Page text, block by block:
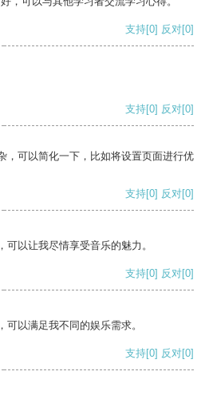
支持[0] 反对[0]
支持[0] 反对[0]
，可以简化一下，比如将设置页面进行优
支持[0] 反对[0]
以让我尽情享受音乐的魅力。
支持[0] 反对[0]
以满足我不同的娱乐需求。
支持[0] 反对[0]